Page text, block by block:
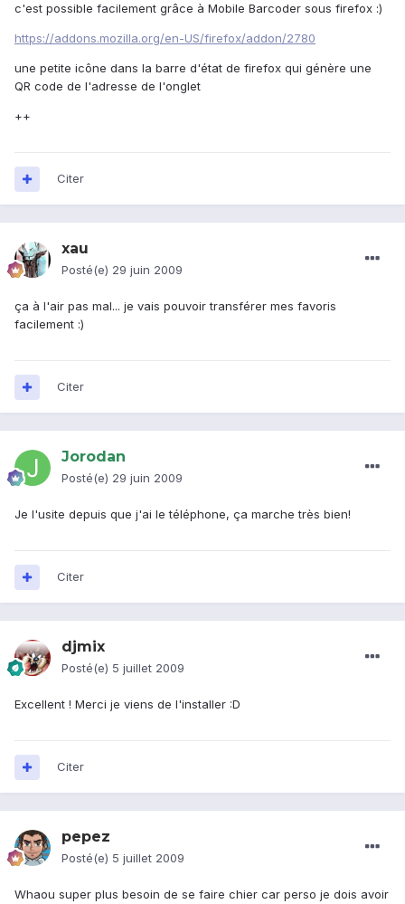
c'est possible facilement grâce à Mobile Barcoder sous firefox :)
https://addons.mozilla.org/en-US/firefox/addon/2780
une petite icône dans la barre d'état de firefox qui génère une
QR code de l'adresse de l'onglet
++
Citer
xau
Posté(e) 29 juin 2009
ça à l'air pas mal... je vais pouvoir transférer mes favoris
facilement :)
Citer
Jorodan
Posté(e) 29 juin 2009
Je l'usite depuis que j'ai le téléphone, ça marche très bien!
Citer
djmix
Posté(e) 5 juillet 2009
Excellent ! Merci je viens de l'installer :D
Citer
pepez
Posté(e) 5 juillet 2009
Whaou super plus besoin de se faire chier car perso je dois avoir